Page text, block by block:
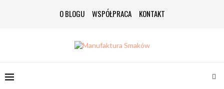
O BLOGU WSPÓŁPRACA KONTAKT